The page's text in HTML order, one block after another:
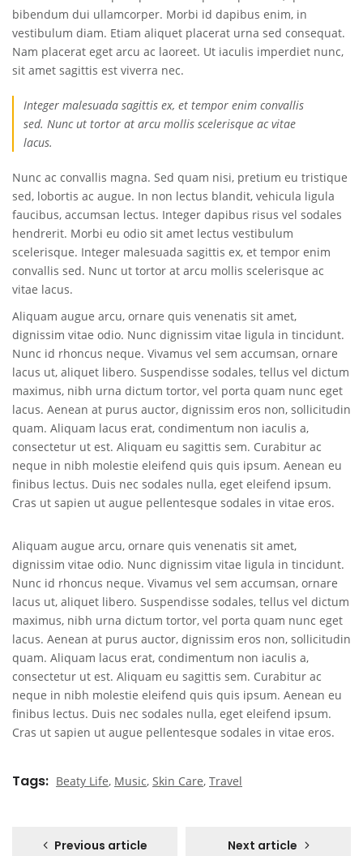
bibendum dui ullamcorper. Morbi id dapibus enim, in
vestibulum diam. Etiam aliquet placerat urna sed consequat.
Nam placerat eget arcu ac laoreet. Ut iaculis imperdiet nunc,
sit amet sagittis est viverra nec.
Integer malesuada sagittis ex, et tempor enim convallis
sed. Nunc ut tortor at arcu mollis scelerisque ac vitae
lacus.
Nunc ac convallis magna. Sed quam nisi, pretium eu tristique
sed, lobortis ac augue. In non lectus blandit, vehicula ligula
faucibus, accumsan lectus. Integer dapibus risus vel sodales
hendrerit. Morbi eu odio sit amet lectus vestibulum
scelerisque. Integer malesuada sagittis ex, et tempor enim
convallis sed. Nunc ut tortor at arcu mollis scelerisque ac
vitae lacus.
Aliquam augue arcu, ornare quis venenatis sit amet,
dignissim vitae odio. Nunc dignissim vitae ligula in tincidunt.
Nunc id rhoncus neque. Vivamus vel sem accumsan, ornare
lacus ut, aliquet libero. Suspendisse sodales, tellus vel dictum
maximus, nibh urna dictum tortor, vel porta quam nunc eget
lacus. Aenean at purus auctor, dignissim eros non, sollicitudin
quam. Aliquam lacus erat, condimentum non iaculis a,
consectetur ut est. Aliquam eu sagittis sem. Curabitur ac
neque in nibh molestie eleifend quis quis ipsum. Aenean eu
finibus lectus. Duis nec sodales nulla, eget eleifend ipsum.
Cras ut sapien ut augue pellentesque sodales in vitae eros.
Aliquam augue arcu, ornare quis venenatis sit amet,
dignissim vitae odio. Nunc dignissim vitae ligula in tincidunt.
Nunc id rhoncus neque. Vivamus vel sem accumsan, ornare
lacus ut, aliquet libero. Suspendisse sodales, tellus vel dictum
maximus, nibh urna dictum tortor, vel porta quam nunc eget
lacus. Aenean at purus auctor, dignissim eros non, sollicitudin
quam. Aliquam lacus erat, condimentum non iaculis a,
consectetur ut est. Aliquam eu sagittis sem. Curabitur ac
neque in nibh molestie eleifend quis quis ipsum. Aenean eu
finibus lectus. Duis nec sodales nulla, eget eleifend ipsum.
Cras ut sapien ut augue pellentesque sodales in vitae eros.
Tags Beaty Life, Music, Skin Care, Travel
Previous article Next article